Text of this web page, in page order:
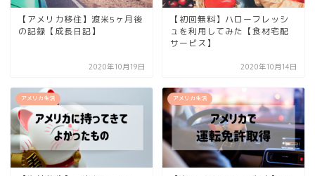
【アメリカ移住】渡米5ヶ月後
の記録【成長日記】
2020年10月19日
【初回無料】ハローフレッシ
ュを利用してみた【食材宅配
サービス】
2020年10月14日
アメリカ生活 アメリカ生活